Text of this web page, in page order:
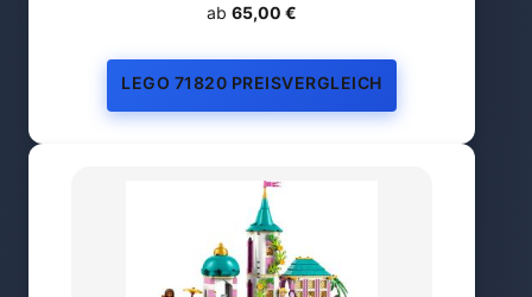
ab 65,00 €
LEGO 71820 PREISVERGLEICH